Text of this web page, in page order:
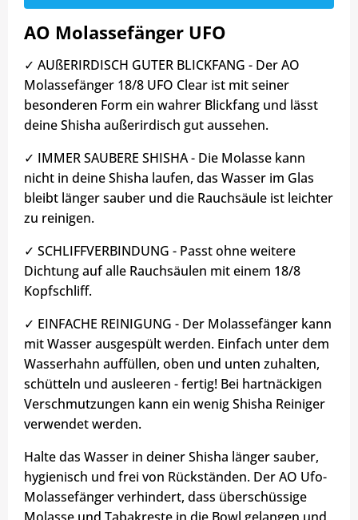
AO Molassefänger UFO
✓ AUßERIRDISCH GUTER BLICKFANG - Der AO
Molassefänger 18/8 UFO Clear ist mit seiner
besonderen Form ein wahrer Blickfang und lässt
deine Shisha außerirdisch gut aussehen.
✓ IMMER SAUBERE SHISHA - Die Molasse kann
nicht in deine Shisha laufen, das Wasser im Glas
bleibt länger sauber und die Rauchsäule ist leichter
zu reinigen.
✓ SCHLIFFVERBINDUNG - Passt ohne weitere
Dichtung auf alle Rauchsäulen mit einem 18/8
Kopfschliff.
✓ EINFACHE REINIGUNG - Der Molassefänger kann
mit Wasser ausgespült werden. Einfach unter dem
Wasserhahn auffüllen, oben und unten zuhalten,
schütteln und ausleeren - fertig! Bei hartnäckigen
Verschmutzungen kann ein wenig Shisha Reiniger
verwendet werden.
Halte das Wasser in deiner Shisha länger sauber,
hygienisch und frei von Rückständen. Der AO Ufo-
Molassefänger verhindert, dass überschüssige